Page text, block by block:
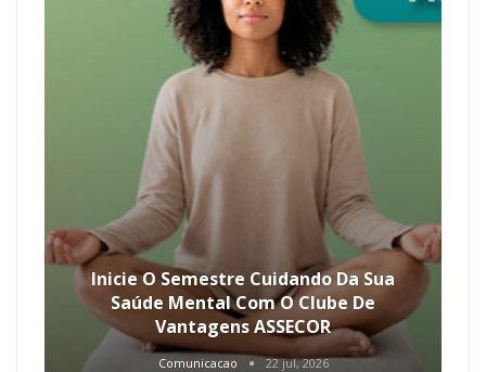
Inicie O Semestre Cuidando Da Sua
Saúde Mental Com O Clube De
Vantagens ASSECOR
Comunicacao 22 jul, 2026